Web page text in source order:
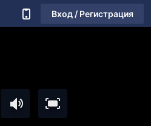
Вход / Регистрация